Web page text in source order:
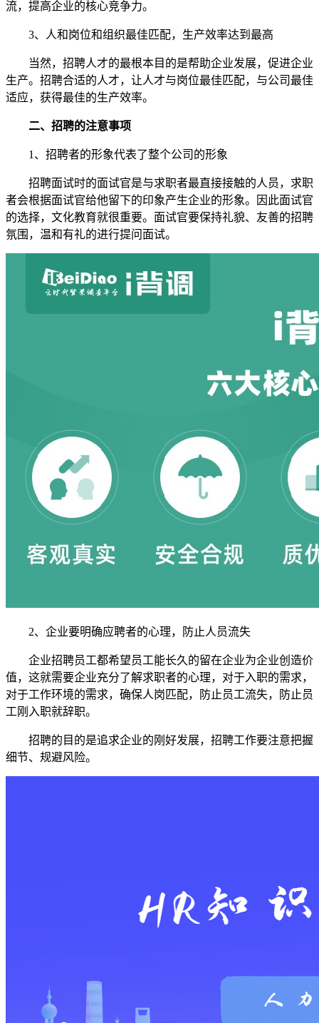
流，提高企业的核心竞争力。
3、人和岗位和组织最佳匹配，生产效率达到最高
当然，招聘人才的最根本目的是帮助企业发展，促进企业
生产。招聘合适的人才，让人才与岗位最佳匹配，与公司最佳
适应，获得最佳的生产效率。
二、招聘的注意事项
1、招聘者的形象代表了整个公司的形象
招聘面试时的面试官是与求职者最直接接触的人员，求职
者会根据面试官给他留下的印象产生企业的形象。因此面试官
的选择，文化教育就很重要。面试官要保持礼貌、友善的招聘
氛围，温和有礼的进行提问面试。
2、企业要明确应聘者的心理，防止人员流失
企业招聘员工都希望员工能长久的留在企业为企业创造价
值，这就需要企业充分了解求职者的心理，对于入职的需求，
对于工作环境的需求，确保人岗匹配，防止员工流失，防止员
工刚入职就辞职。
招聘的目的是追求企业的刚好发展，招聘工作要注意把握
细节、规避风险。